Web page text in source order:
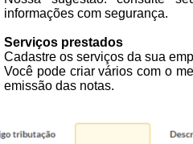
informações com segurança.
Serviços prestados
Cadastre os serviços da sua
Você pode criar vários com o
emissão das notas.